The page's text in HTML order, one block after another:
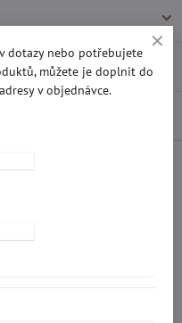
dotazy nebo potřebujete
můžete je doplnit do
v objednávce.